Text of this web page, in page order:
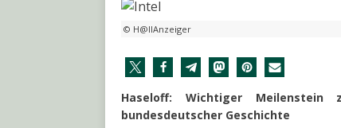
© H@llAnzeiger
Haseloff: Wichtiger
bundesdeutscher Geschichte